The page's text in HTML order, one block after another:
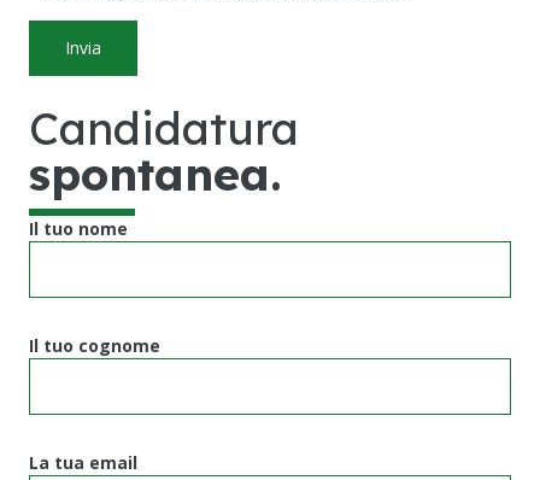
Candidatura
spontanea.
Il tuo nome
Il tuo cognome
La tua email